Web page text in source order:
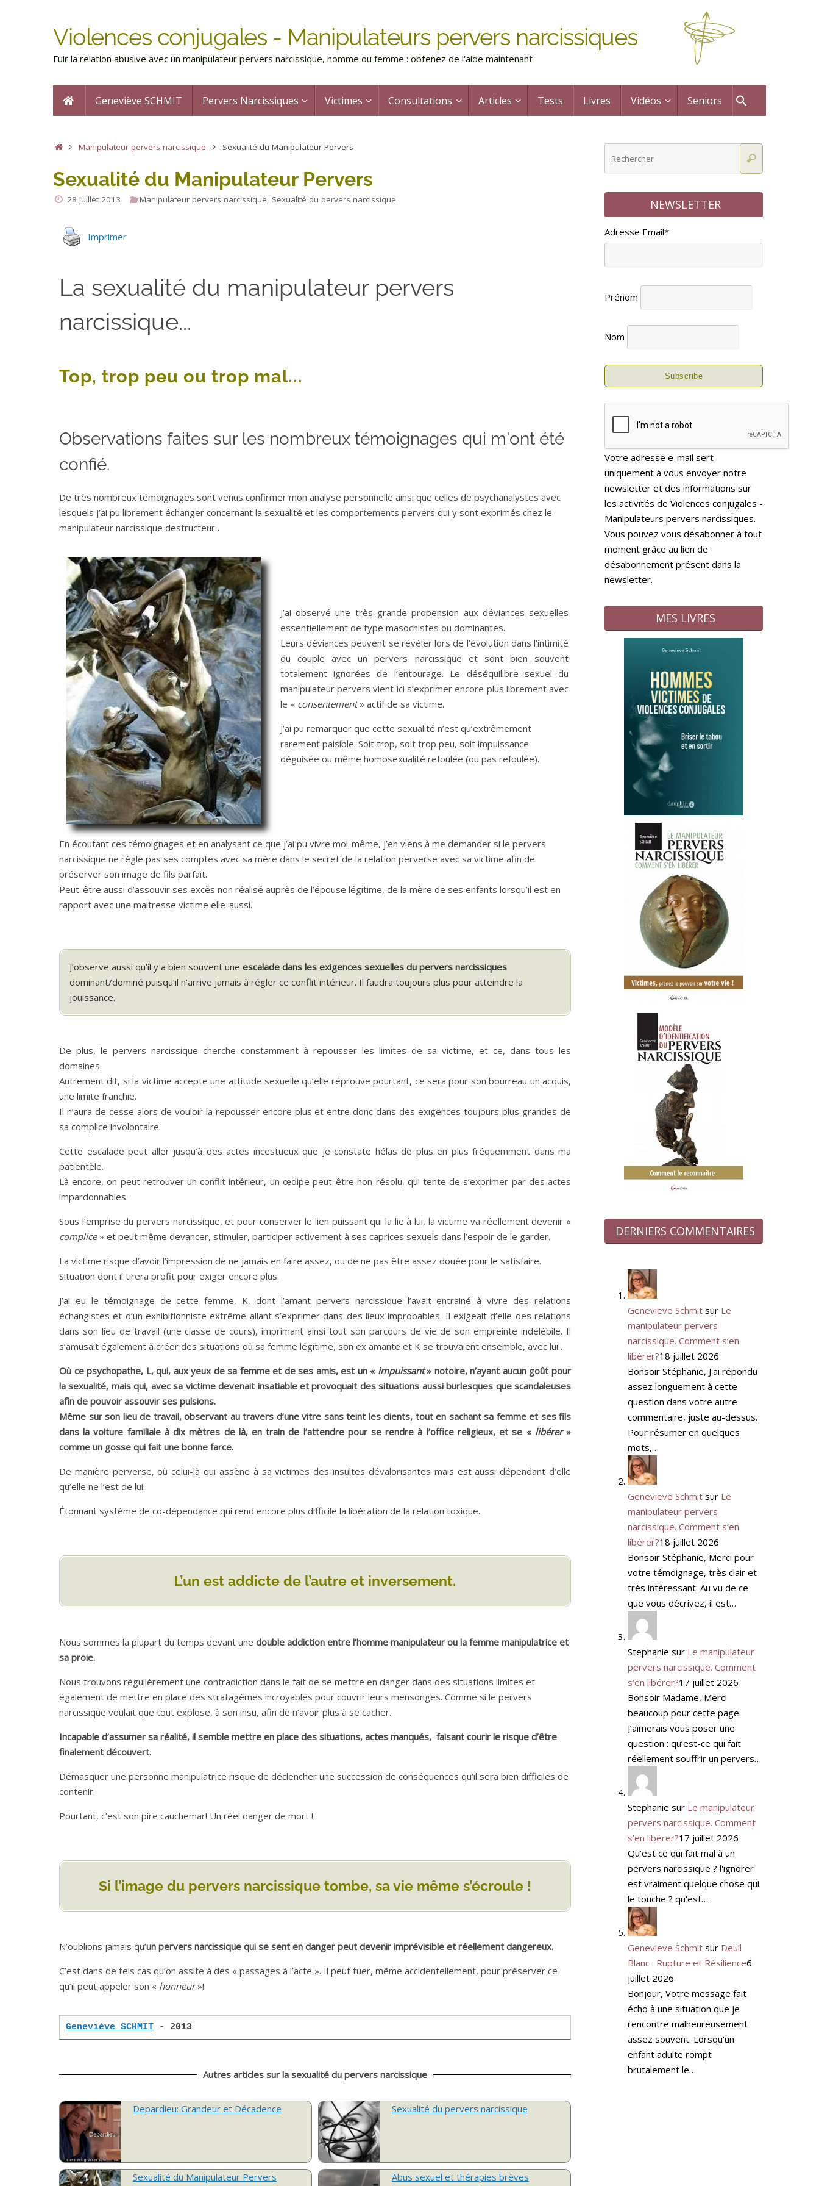
Violences conjugales - Manipulateurs pervers narcissiques
Fuir la relation abusive avec un manipulateur pervers narcissique, homme ou femme : obtenez de l'aide maintenant
Geneviève SCHMIT Pervers Narcissiques Victimes Consultations Articles Tests Livres Vidéos Seniors
Manipulateur pervers narcissique Sexualité du Manipulateur Pervers
Sexualité du Manipulateur Pervers
28 juillet 2013 Manipulateur pervers narcissique Sexualité du pervers narcissique
Imprimer
La sexualité du manipulateur pervers
narcissique...
Top, trop peu ou trop mal...
Observations faites sur les nombreux témoignages qui m'ont été
confié.
De très nombreux témoignages sont venus confirmer mon analyse personnelle ainsi que celles de psychanalystes avec
lesquels j’ai pu librement échanger concernant la sexualité et les comportements pervers qui y sont exprimés chez le
manipulateur narcissique destructeur .
J’ai observé une très grande propension aux déviances sexuelles
essentiellement de type masochistes ou dominantes.
Leurs déviances peuvent se révéler lors de l’évolution dans l’intimité
du couple avec un pervers narcissique et sont bien souvent
totalement ignorées de l’entourage. Le déséquilibre sexuel du
manipulateur pervers vient ici s’exprimer encore plus librement avec
le « consentement» actif de sa victime.
J’ai pu remarquer que cette sexualité n’est qu’extrêmement
rarement paisible. Soit trop, soit trop peu, soit impuissance
déguisée ou même homosexualité refoulée (ou pas refoulée).
En écoutant ces témoignages et en analysant ce que j’ai pu vivre moi-même, j’en viens à me demander si le pervers
narcissique ne règle pas ses comptes avec sa mère dans le secret de la relation perverse avec sa victime afin de
préserver son image de fils parfait.
Peut-être aussi d’assouvir ses excès non réalisé auprès de l’épouse légitime, de la mère de ses enfants lorsqu’il est en
rapport avec une maitresse victime elle-aussi.
J’observe aussi qu’il y a bien souvent une escalade dans les exigences sexuelles du pervers narcissiques
dominant/dominé puisqu’il n’arrive jamais à régler ce conflit intérieur. Il faudra toujours plus pour atteindre la
jouissance.
De plus, le pervers narcissique cherche constamment à repousser les limites de sa victime, et ce, dans tous les
domaines.
Autrement dit, si la victime accepte une attitude sexuelle qu’elle réprouve pourtant, ce sera pour son bourreau un acquis,
une limite franchie.
Il n’aura de cesse alors de vouloir la repousser encore plus et entre donc dans des exigences toujours plus grandes de
sa complice involontaire.
Cette escalade peut aller jusqu’à des actes incestueux que je constate hélas de plus en plus fréquemment dans ma
patientèle.
Là encore, on peut retrouver un conflit intérieur, un œdipe peut-être non résolu, qui tente de s’exprimer par des actes
impardonnables.
Sous l’emprise du pervers narcissique, et pour conserver le lien puissant qui la lie à lui, la victime va réellement devenir «
complice» et peut même devancer, stimuler, participer activement à ses caprices sexuels dans l’espoir de le garder.
La victime risque d’avoir l’impression de ne jamais en faire assez, ou de ne pas être assez douée pour le satisfaire.
Situation dont il tirera profit pour exiger encore plus.
J’ai eu le témoignage de cette femme, K, dont l’amant pervers narcissique l’avait entrainé à vivre des relations
échangistes et d’un exhibitionniste extrême allant s’exprimer dans des lieux improbables. Il exigeait d’elle des relations
dans son lieu de travail (une classe de cours), imprimant ainsi tout son parcours de vie de son empreinte indélébile. Il
s’amusait également à créer des situations où sa femme légitime, son ex amante et K se trouvaient ensemble, avec lui…
Où ce psychopathe, L, qui, aux yeux de sa femme et de ses amis, est un « impuissant» notoire, n’ayant aucun goût pour
la sexualité, mais qui, avec sa victime devenait insatiable et provoquait des situations aussi burlesques que scandaleuses
afin de pouvoir assouvir ses pulsions.
Même sur son lieu de travail, observant au travers d’une vitre sans teint les clients, tout en sachant sa femme et ses fils
dans la voiture familiale à dix mètres de là, en train de l’attendre pour se rendre à l’office religieux, et se « libérer»
comme un gosse qui fait une bonne farce.
De manière perverse, où celui-là qui assène à sa victimes des insultes dévalorisantes mais est aussi dépendant d’elle
qu’elle ne l’est de lui.
Étonnant système de co-dépendance qui rend encore plus difficile la libération de la relation toxique.
L’un est addicte de l’autre et inversement.
Nous sommes la plupart du temps devant une double addiction entre l’homme manipulateur ou la femme manipulatrice et
sa proie.
Nous trouvons régulièrement une contradiction dans le fait de se mettre en danger dans des situations limites et
également de mettre en place des stratagèmes incroyables pour couvrir leurs mensonges. Comme si le pervers
narcissique voulait que tout explose, à son insu, afin de n’avoir plus à se cacher.
Incapable d’assumer sa réalité, il semble mettre en place des situations, actes manqués, faisant courir le risque d’être
finalement découvert.
Démasquer une personne manipulatrice risque de déclencher une succession de conséquences qu’il sera bien difficiles de
contenir.
Pourtant, c’est son pire cauchemar! Un réel danger de mort !
Si l’image du pervers narcissique tombe, sa vie même s’écroule !
N’oublions jamais qu’un pervers narcissique qui se sent en danger peut devenir imprévisible et réellement dangereux.
C’est dans de tels cas qu’on assite à des « passages à l’acte ». Il peut tuer, même accidentellement, pour préserver ce
qu’il peut appeler son « honneur»!
Geneviève SCHMIT - 2013
Autres articles sur la sexualité du pervers narcissique
Depardieu: Grandeur et Décadence Sexualité du pervers narcissique
Sexualité du Manipulateur Pervers Abus sexuel et thérapies brèves
NEWSLETTER
Adresse Email*
Prénom
Nom
Votre adresse e-mail sert
uniquement à vous envoyer notre
newsletter et des informations sur
les activités de Violences conjugales -
Manipulateurs pervers narcissiques.
Vous pouvez vous désabonner à tout
moment grâce au lien de
désabonnement présent dans la
newsletter.
MES LIVRES
DERNIERS COMMENTAIRES
Genevieve Schmitsur Le
manipulateur pervers
narcissique. Comment s’en
libérer?18 juillet 2026
Bonsoir Stéphanie, J'ai répondu
assez longuement à cette
question dans votre autre
commentaire, juste au-dessus.
Pour résumer en quelques
mots,…
Genevieve Schmitsur Le
manipulateur pervers
narcissique. Comment s’en
libérer?18 juillet 2026
Bonsoir Stéphanie, Merci pour
votre témoignage, très clair et
très intéressant. Au vu de ce
que vous décrivez, il est…
Stephanie sur Le manipulateur
pervers narcissique. Comment
s’en libérer?17 juillet 2026
Bonsoir Madame, Merci
beaucoup pour cette page.
J’aimerais vous poser une
question : qu’est-ce qui fait
réellement souffrir un pervers…
Stephanie sur Le manipulateur
pervers narcissique. Comment
s’en libérer?17 juillet 2026
Qu'est ce qui fait mal à un
pervers narcissique ? l'ignorer
est vraiment quelque chose qui
le touche ? qu'est…
Genevieve Schmitsur Deuil
Blanc : Rupture et Résilience6
juillet 2026
Bonjour, Votre message fait
écho à une situation que je
rencontre malheureusement
assez souvent. Lorsqu'un
enfant adulte rompt
brutalement le…